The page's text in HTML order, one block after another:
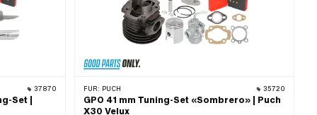
37870
Set |
FÜR: PUCH 35720
GPO 41 mm Tuning-Set «Sombrero» | Puch
X30 Velux